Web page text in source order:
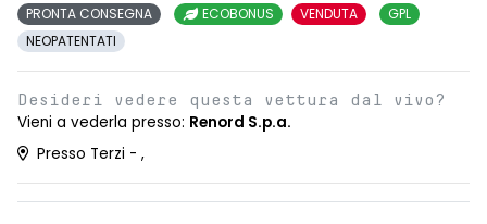
PRONTA CONSEGNA ECOBONUS VENDUTA
GPL
NEOPATENTATI
Desideri vedere questa vettura dal vivo?
Vieni a vederla presso: Renord S.p.a.
Presso Terzi - ,